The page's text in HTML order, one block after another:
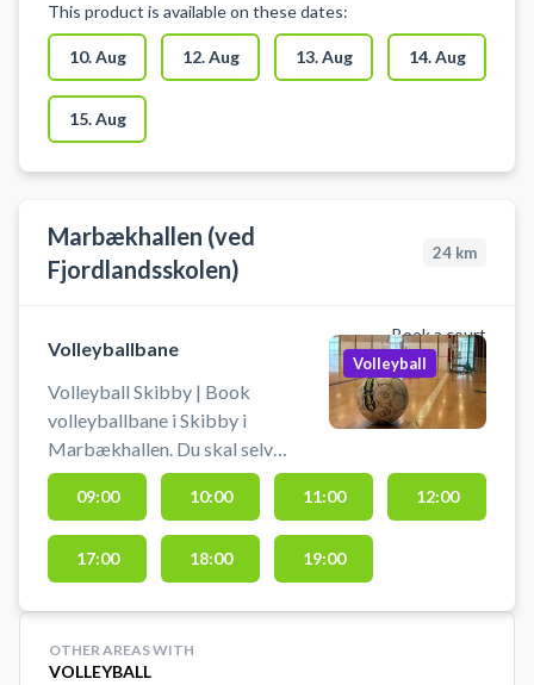
mulighed for omklædning. Hvis du
oplever problemer med adgang
eller
This product is available on these dates:
10. Aug 12. Aug 13. Aug 14. Aug
15. Aug
Marbækhallen (ved
Fjordlandsskolen)
24 km
Book a court
Volleyballbane
Volleyball Skibby | Book
volleyballbane i Skibby i
Marbækhallen. Du skal selv
medbringe udstyr og sætte net op.
Lej en volleyballbane og spil
volleyball i Skibby i
Marbækhallen som er beliggende
Volleyball
09:00 10:00 11:00 12:00
17:00 18:00 19:00
OTHER AREAS WITH
VOLLEYBALL